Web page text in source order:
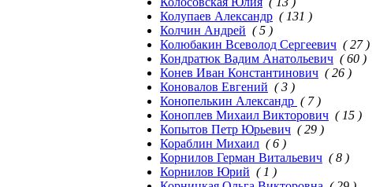
Колупаев Александр ( 131 )
Колчин Андрей ( 5 )
Колюбакин Всеволод Сергеевич ( 27 )
Кондратюк Вадим Анатольевич ( 60 )
Конев Иван Константинович ( 26 )
Коновалов Евгений ( 3 )
Конопелькин Александр ( 7 )
Коноплев Михаил Викторович ( 15 )
Копытов Петр Юрьевич ( 29 )
Кораблин Михаил ( 6 )
Корнилов Герман Витальевич ( 8 )
Корнилов Юрий ( 1 )